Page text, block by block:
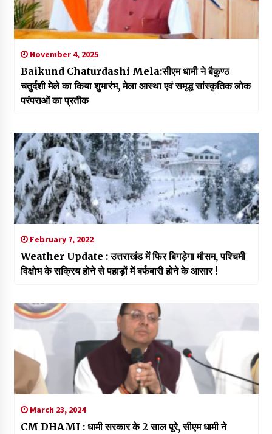
November 4, 2025
Baikund Chaturdashi Mela:सीएम धामी ने बैकुण्ठ
चतुर्दशी मेले का किया शुभारंभ, मेला आस्था एवं समृद्ध सांस्कृतिक लोक
परंपराओं का प्रतीक
February 7, 2022
Weather Update : उत्तराखंड में फिर बिगड़ेगा मौसम, पश्चिमी
विक्षोभ के सक्रिय होने से पहाड़ों में बर्फबारी होने के आसार !
March 23, 2024
CM DHAMI : धामी सरकार के 2 साल पूरे, सीएम धामी ने